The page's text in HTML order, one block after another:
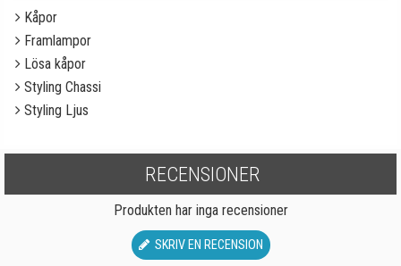
Kåpor
Framlampor
Lösa kåpor
Styling Chassi
Styling Ljus
RECENSIONER
Produkten har inga recensioner
SKRIV EN RECENSION